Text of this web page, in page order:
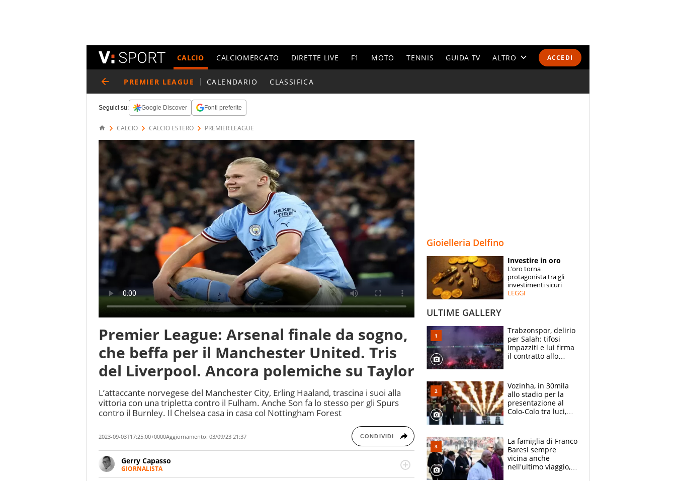
ACCEDI
CALCIO CALCIOMERCATO DIRETTE LIVE F1 MOTO TENNIS GUIDA TV ALTRO
ESPERTI
CONTATTI
PREMIER LEAGUE CALENDARIO CLASSIFICA
Seguici su: Google Discover Fonti preferite
CALCIO CALCIO ESTERO PREMIER LEAGUE
Premier League: Arsenal finale da sogno,
che beffa per il Manchester United. Tris
del Liverpool. Ancora polemiche su Taylor
L’attaccante norvegese del Manchester City, Erling Haaland, trascina i suoi alla
vittoria con una tripletta contro il Fulham. Anche Son fa lo stesso per gli Spurs
contro il Burnley. Il Chelsea casa in casa col Nottingham Forest
2023-09-03T17:25:00+0000Aggiornamento: 03/09/23 21:37 CONDIVIDI
Gerry Capasso
GIORNALISTA
Per lui gli sport americani non hanno segreti: basket, football, baseball e la capacità
Gioielleria Delfino
Investire in oro
L’oro torna
protagonista tra gli
investimenti sicuri
LEGGI
ULTIME GALLERY
Trabzonspor, delirio
per Salah: tifosi
impazziti e lui firma
il contratto allo
Vozinha, in 30mila
allo stadio per la
presentazione al
Colo-Colo tra luci,
La famiglia di Franco
Baresi sempre
vicina anche
nell'ultimo viaggio,